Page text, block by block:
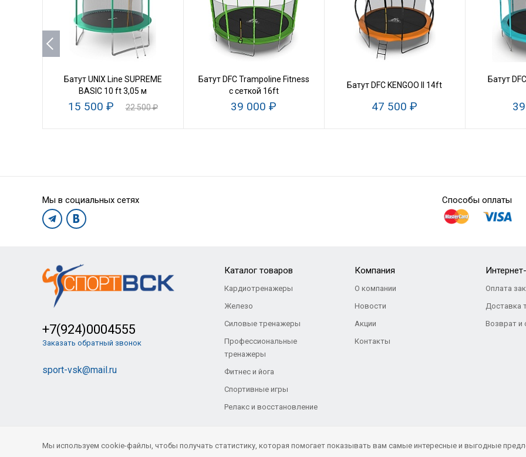
Батут UNIX Line SUPREME
BASIC 10 ft 3,05 м
15 500 ₽ 22 500 ₽
Батут DFC Trampoline Fitness
с сеткой 16ft
39 000 ₽
Батут DFC KENGOO II 14ft
47 500 ₽
Батут
Мы в социальных сетях Способы оплаты
+7(924)0004555
Заказать обратный звонок
sport-vsk@mail.ru
Каталог товаров
Кардиотренажеры
Железо
Силовые тренажеры
Профессиональные
тренажеры
Фитнес и йога
Спортивные игры
Релакс и восстановление
Компания
О компании
Новости
Акции
Контакты
Оплата
Доставка
Возврат и
© Все права защищены. «Спорт-ВСК» 2021- 2026
Мы используем cookie-файлы, чтобы получать статистику, которая помогает показывать вам самые интересные и выгодные